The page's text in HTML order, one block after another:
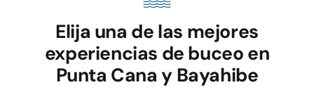
Elija una de las mejores
experiencias de buceo en
Punta Cana y Bayahibe